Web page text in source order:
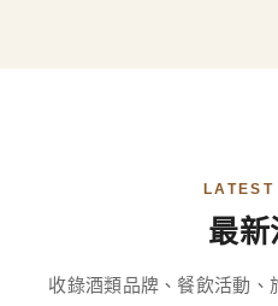
LATEST
最新
收錄酒類品牌、餐飲活動、